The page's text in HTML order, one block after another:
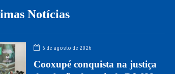
Notícias
6 de agosto de 2026
Cooxupé conquista na justiça